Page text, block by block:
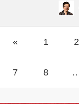
« 1 2
7 8